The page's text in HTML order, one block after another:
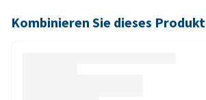
Kombinieren Sie dieses Produkt